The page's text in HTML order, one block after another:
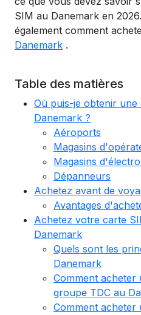
SIM au Danemark en
également comment
Danemark .
Table des matières
Où puis-je obtenir
Danemark ?
Aéroports
Magasins
Magasins
Dépanneurs
Achetez avant de
Avantages
Achetez votre carte
Danemark
Quels sont les
Danemark
Comment
groupe TDC au
Comment acheter